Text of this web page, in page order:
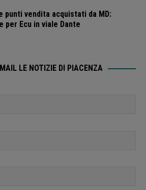
punti vendita acquistati da MD:
per Ecu in viale Dante
LE NOTIZIE DI PIACENZA